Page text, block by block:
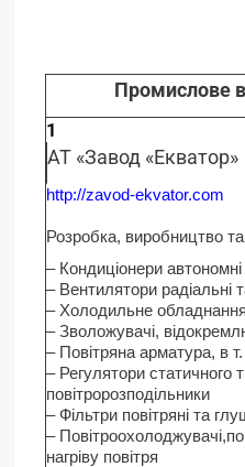
Промислове
1
AT «Завод «Екватор»
http://zavod-ekvator.com
Розробка, виробництво
– Кондиціонери
– Вентилятори радіальні
– Холодильне обладнання
– Зволожувачі,
– Повітряна арматура, в
– Регулятори статичного
повітророзподільники
– Фільтри повітряні та
–
нагріву повітря